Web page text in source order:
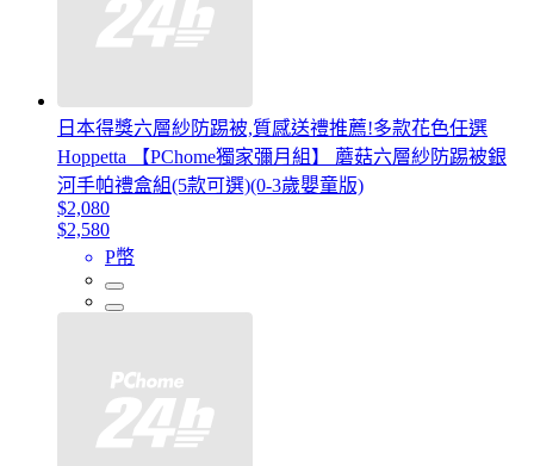
日本得獎六層紗防踢被,質感送禮推薦!多款花色任選
Hoppetta 【PChome獨家彌月組】 蘑菇六層紗防踢被銀
河手帕禮盒組(5款可選)(0-3歲嬰童版)
$2,080
$2,580
P幣